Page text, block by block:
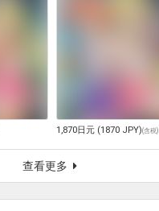
1,870日元 (1870 JPY)(含税)
查看更多